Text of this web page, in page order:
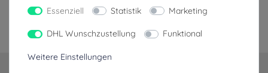
Essenziell Statistik Marketing
DHL Wunschzustellung Funktional
Weitere Einstellungen